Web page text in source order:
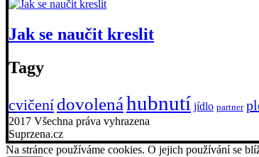
Jak se naučit kreslit
Tagy
cvičení dovolenáhubnutí jídlo partner
2017 Všechna práva vyhrazena
Suprzena.cz
Na stránce používáme cookies. O jejich používání se